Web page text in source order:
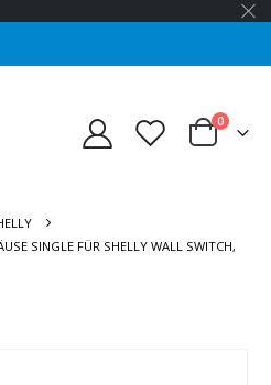
0
SINGLE FÜR SHELLY WALL SWITCH,